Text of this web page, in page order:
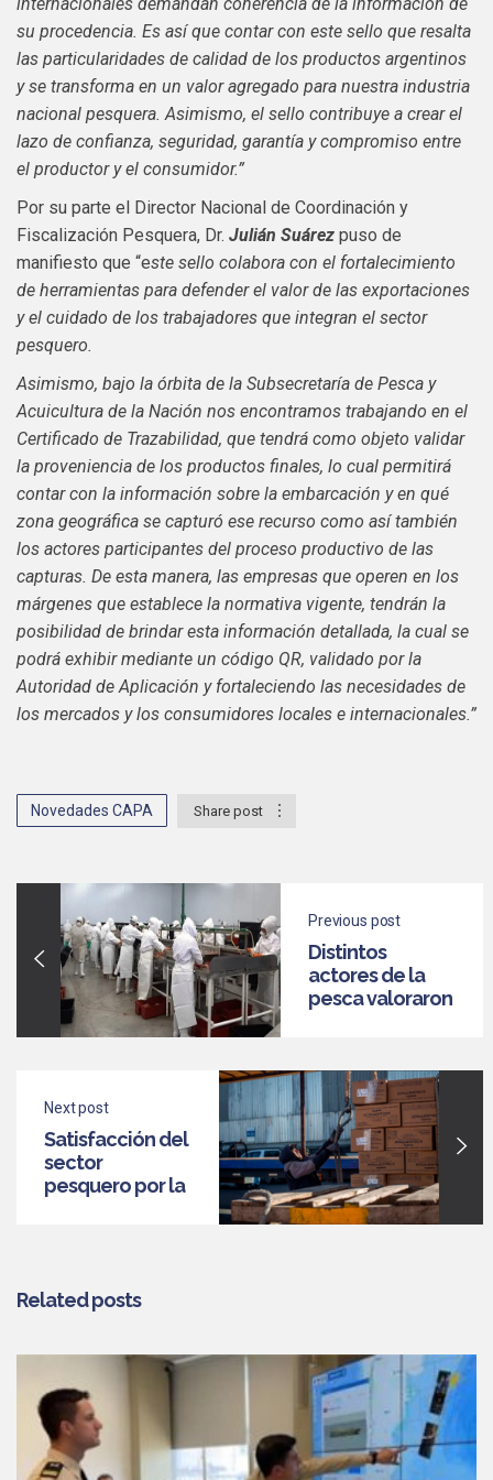
su procedencia. Es así que contar con este sello que resalta
las particularidades de calidad de los productos argentinos
y se transforma en un valor agregado para nuestra industria
nacional pesquera.Asimismo, el sello contribuye a crear el
lazo de confianza, seguridad, garantía y compromiso entre
el productor y el consumidor.”
Por su parte el Director Nacional de Coordinación y
Fiscalización Pesquera, Dr. Julián Suárez puso de
manifiesto que “este sello colabora con el fortalecimiento
de herramientas para defender el valor de las exportaciones
y el cuidado de los trabajadores que integran el sector
pesquero.
Asimismo, bajo la órbita de la Subsecretaría de Pesca y
Acuicultura de la Nación nos encontramos trabajando en el
Certificado de Trazabilidad, que tendrá como objeto validar
la proveniencia de los productos finales, lo cual permitirá
contar con la información sobre la embarcación y en qué
zona geográfica se capturó ese recurso como así también
los actores participantes del proceso productivo de las
capturas. De esta manera, las empresas que operen en los
márgenes que establece la normativa vigente, tendrán la
posibilidad de brindar esta información detallada, la cual se
podrá exhibir mediante un código QR, validado por la
Autoridad de Aplicación y fortaleciendo las necesidades de
los mercados y los consumidores locales e internacionales.”
Novedades CAPA Share post
Previous post
Distintos
actores de la
pesca valoraron
de un dólar
diferencial para
economías
regionales
Next post
Satisfacción del
sector
pesquero por la
Related posts